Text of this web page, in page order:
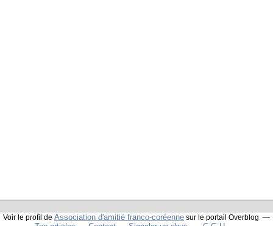
Voir le profil de Association d'amitié franco-coréenne sur le portail Overblog